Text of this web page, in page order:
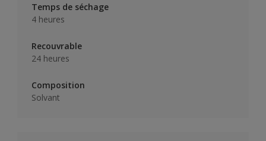
Temps de séchage
4 heures
Recouvrable
24 heures
Composition
Solvant